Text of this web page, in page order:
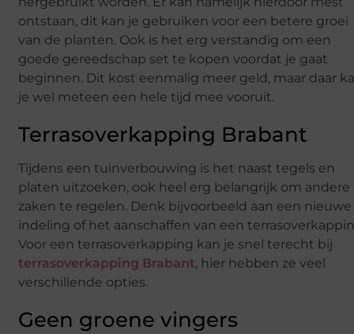
ontstaan, dit kan je gebruiken voor een betere groei
van de planten. Ook is het erg verstandig om een
goede gereedschap set te kopen voordat je gaat
beginnen. Dit kost eenmalig meer geld, maar daar
je wel meteen een hele tijd mee vooruit.
Terrasoverkapping Brabant
Tijdens een tuinverbouwing is het naast tegels en
platen uitzoeken, ook heel erg belangrijk om andere
zaken te regelen. Denk bijvoorbeeld aan een nieuwe
indeling of het aanschaffen van een
Voor een terrasoverkapping kan je snel terecht bij
terrasoverkapping Brabant, hier hebben ze veel
verschillende opties.
Geen groene vingers